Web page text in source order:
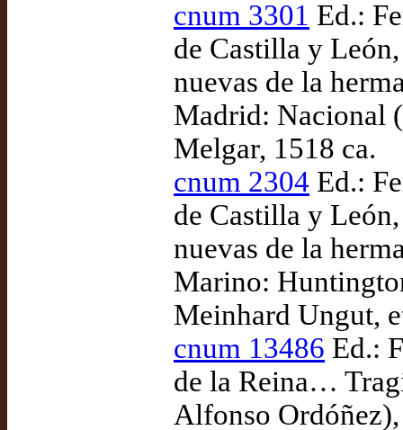
cnum 3301 Ed.:
de Castilla y
nuevas de la
Madrid: Nacional
Melgar, 1518 ca.
cnum 2304 Ed.:
de Castilla y
nuevas de la
Marino:
Meinhard Ungut,
cnum 13486 Ed.:
de la Reina…
Alfonso